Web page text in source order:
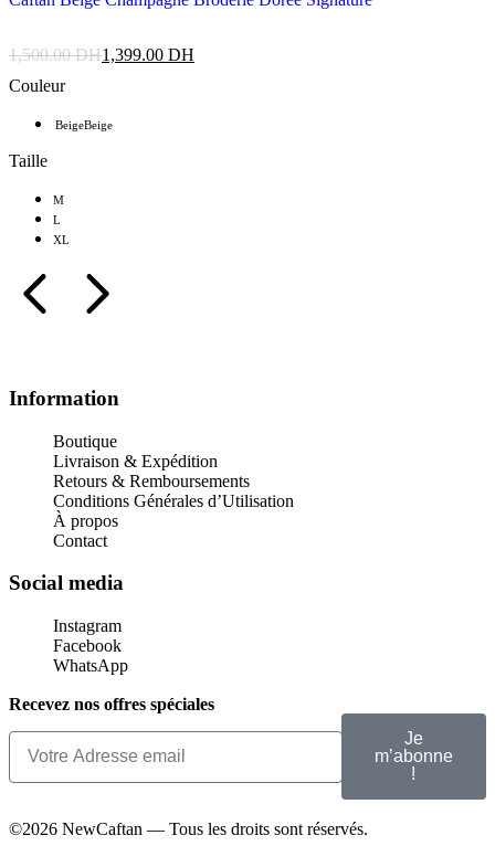
1,500.00DH1,399.00 DH
Couleur
BeigeBeige
Taille
M
L
XL
Information
Boutique
Livraison & Expédition
Retours & Remboursements
Conditions Générales d’Utilisation
À propos
Contact
Social media
Instagram
Facebook
WhatsApp
Recevez nos offres spéciales
Je
m’abonne
!
©2026 NewCaftan — Tous les droits sont réservés.